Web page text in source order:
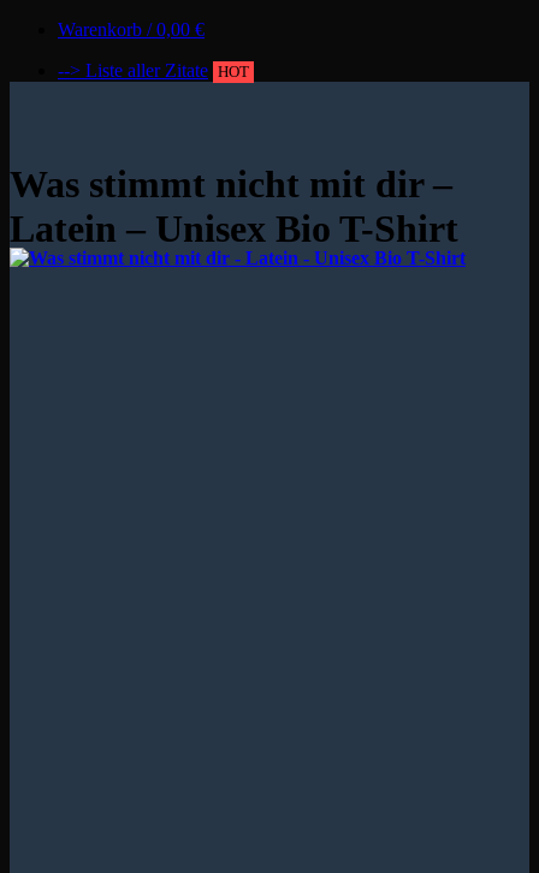
Warenkorb /0,00 €
--> Liste aller Zitate HOT
Was stimmt nicht mit dir –
Latein – Unisex Bio T-Shirt